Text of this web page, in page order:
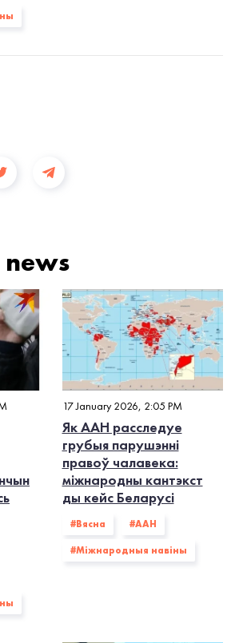
news
17 January 2026, 2:05 PM
Як ААН расследуе
грубыя парушэнні
правоў чалавека:
міжнародны кантэкст
ды кейс Беларусі
#Вясна #ААН
#Міжнародныя навіны